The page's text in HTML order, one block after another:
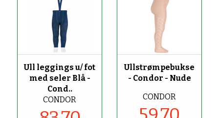
-70%
Ull leggings u/ fot
med seler Blå -
Cond..
CONDOR
-70%
Ullstrømpebukse
- Condor - Nude
CONDOR